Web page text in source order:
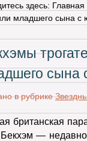
здесь: Главная
младшего сына с
сына
в рубрике
британская
—